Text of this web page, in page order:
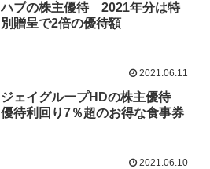
ハブの株主優待 2021年分は特
別贈呈で2倍の優待額
2021.06.11
ジェイグループHDの株主優待
優待利回り7％超のお得な食事券
2021.06.10